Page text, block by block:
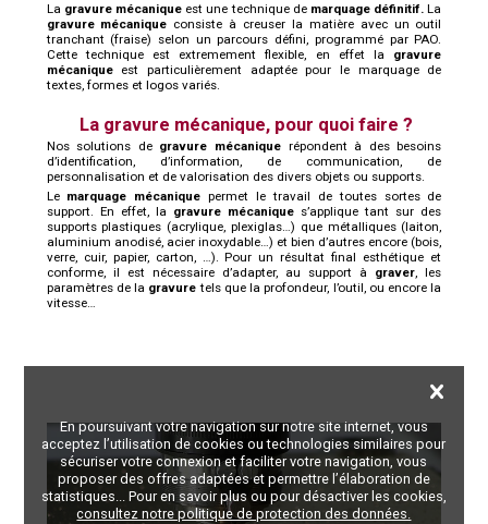
En poursuivant votre navigation sur notre site internet, vous
acceptez l’utilisation de cookies ou technologies similaires pour
sécuriser votre connexion et faciliter votre navigation, vous
proposer des offres adaptées et permettre l’élaboration de
statistiques... Pour en savoir plus ou pour désactiver les cookies,
consultez notre politique de protection des données.
La gravure mécanique est une technique de marquage définitif. La
gravure mécanique consiste à creuser la matière avec un outil
tranchant (fraise) selon un parcours défini, programmé par PAO.
Cette technique est extremement flexible, en effet la gravure
mécaniqueest particulièrement adaptée pour le marquage de
textes, formes et logos variés.
La gravure mécanique, pour quoi faire ?
Nos solutions de gravure mécanique répondent à des besoins
d’identification, d’information, de communication, de
personnalisation et de valorisation des divers objets ou supports.
Le marquage mécanique permet le travail de toutes sortes de
support. En effet, la gravure mécanique s’applique tant sur des
supports plastiques (acrylique, plexiglas…) que métalliques (laiton,
aluminium anodisé, acier inoxydable…) et bien d’autres encore (bois,
verre, cuir, papier, carton, …). Pour un résultat final esthétique et
conforme, il est nécessaire d’adapter, au support à graver , les
paramètres de la gravure tels que la profondeur, l’outil, ou encore la
vitesse…